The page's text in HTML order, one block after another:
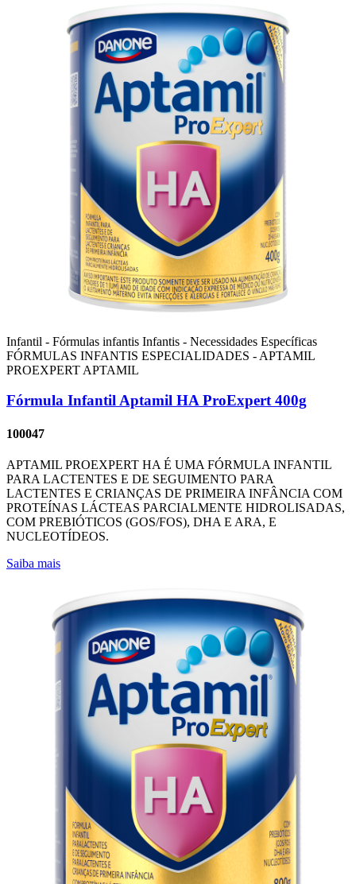
Infantil - Fórmulas infantis Infantis - Necessidades Específicas
FÓRMULAS INFANTIS ESPECIALIDADES - APTAMIL
PROEXPERT APTAMIL
Fórmula Infantil Aptamil HA ProExpert 400g
100047
APTAMIL PROEXPERT HA É UMA FÓRMULA INFANTIL
PARA LACTENTES E DE SEGUIMENTO PARA
LACTENTES E CRIANÇAS DE PRIMEIRA INFÂNCIA COM
PROTEÍNAS LÁCTEAS PARCIALMENTE HIDROLISADAS,
COM PREBIÓTICOS (GOS/FOS), DHA E ARA, E
NUCLEOTÍDEOS.
Saiba mais